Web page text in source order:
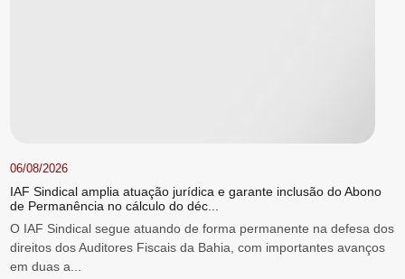
06/08/2026
IAF Sindical amplia atuação jurídica e garante inclusão do Abono
de Permanência no cálculo do déc...
O IAF Sindical segue atuando de forma permanente na defesa dos
direitos dos Auditores Fiscais da Bahia, com importantes avanços
em duas a...